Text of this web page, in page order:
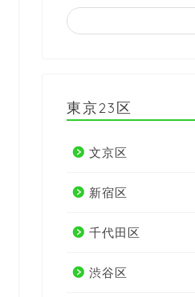
東京23区
文京区
新宿区
千代田区
渋谷区